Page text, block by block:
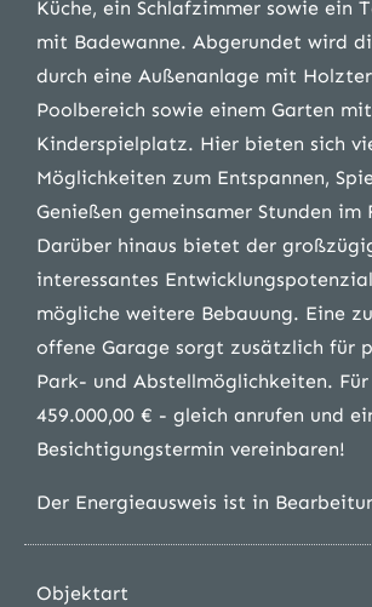
Küche, ein Schlafzimmer sowie ein
mit Badewanne. Abgerundet wird
durch eine Außenanlage mit
Poolbereich sowie einem Garten mit
Kinderspielplatz. Hier bieten sich
Möglichkeiten zum Entspannen,
Genießen gemeinsamer Stunden im
Darüber hinaus bietet der
interessantes
mögliche weitere Bebauung. Eine
offene Garage sorgt zusätzlich für
Park- und Abstellmöglichkeiten. Für
459.000,00 € - gleich anrufen und
Besichtigungstermin vereinbaren!
Der Energieausweis ist in
Objektart